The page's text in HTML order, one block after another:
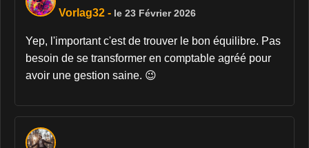
Vorlag32 - le 23 Février 2026
Yep, l'important c'est de trouver le bon équilibre. Pas
besoin de se transformer en comptable agréé pour
avoir une gestion saine. 😉